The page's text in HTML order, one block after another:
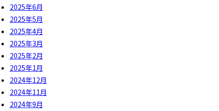
2025年6月
2025年5月
2025年4月
2025年3月
2025年2月
2025年1月
2024年12月
2024年11月
2024年9月